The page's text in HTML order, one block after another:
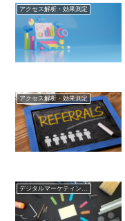
アクセス解析・効果測定
アクセス解析・効果測定